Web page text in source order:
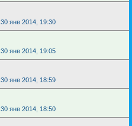
30 янв 2014, 19:30
30 янв 2014, 19:05
30 янв 2014, 18:59
30 янв 2014, 18:50